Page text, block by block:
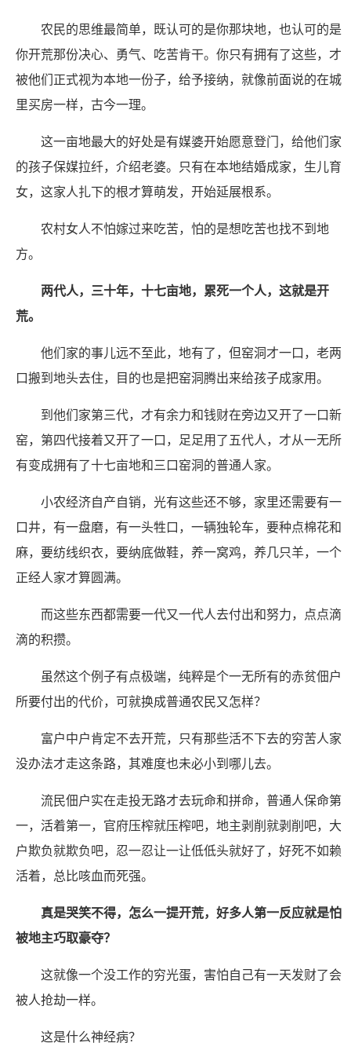
农民的思维最简单，既认可的是你那块地，也认可的是
你开荒那份决心、勇气、吃苦肯干。你只有拥有了这些，才
被他们正式视为本地一份子，给予接纳，就像前面说的在城
里买房一样，古今一理。
这一亩地最大的好处是有媒婆开始愿意登门，给他们家
的孩子保媒拉纤，介绍老婆。只有在本地结婚成家，生儿育
女，这家人扎下的根才算萌发，开始延展根系。
农村女人不怕嫁过来吃苦，怕的是想吃苦也找不到地
方。
两代人，三十年，十七亩地，累死一个人，这就是开
荒。
他们家的事儿远不至此，地有了，但窑洞才一口，老两
口搬到地头去住，目的也是把窑洞腾出来给孩子成家用。
到他们家第三代，才有余力和钱财在旁边又开了一口新
窑，第四代接着又开了一口，足足用了五代人，才从一无所
有变成拥有了十七亩地和三口窑洞的普通人家。
小农经济自产自销，光有这些还不够，家里还需要有一
口井，有一盘磨，有一头牲口，一辆独轮车，要种点棉花和
麻，要纺线织衣，要纳底做鞋，养一窝鸡，养几只羊，一个
正经人家才算圆满。
而这些东西都需要一代又一代人去付出和努力，点点滴
滴的积攒。
虽然这个例子有点极端，纯粹是个一无所有的赤贫佃户
所要付出的代价，可就换成普通农民又怎样？
富户中户肯定不去开荒，只有那些活不下去的穷苦人家
没办法才走这条路，其难度也未必小到哪儿去。
流民佃户实在走投无路才去玩命和拼命，普通人保命第
一，活着第一，官府压榨就压榨吧，地主剥削就剥削吧，大
户欺负就欺负吧，忍一忍让一让低低头就好了，好死不如赖
活着，总比咳血而死强。
真是哭笑不得，怎么一提开荒，好多人第一反应就是怕
被地主巧取豪夺？
这就像一个没工作的穷光蛋，害怕自己有一天发财了会
被人抢劫一样。
这是什么神经病？